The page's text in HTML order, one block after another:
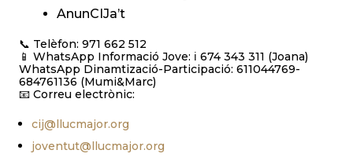
AnunCIJa’t
📞 Telèfon: 971 662 512
📱 WhatsApp Informació Jove: ℹ️ 674 343 311 (Joana)
WhatsApp Dinamtizació-Participació: 611044769-
684761136 (Mumi&Marc)
📧 Correu electrònic:
cij@llucmajor.org
joventut@llucmajor.org